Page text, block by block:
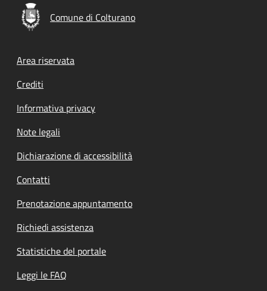
Comune di Colturano
Footer menu
Area riservata
Crediti
Informativa privacy
Note legali
Dichiarazione di accessibilità
Contatti
Prenotazione appuntamento
Richiedi assistenza
Statistiche del portale
Leggi le FAQ